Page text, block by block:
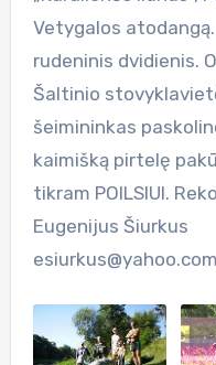
Vetygalos
rudeninis dvidienis.
Šaltinio
šeimininkas
kaimišką pirtelę
tikram POILSIUI.
Eugenijus Šiurkus
esiurkus@yahoo.com